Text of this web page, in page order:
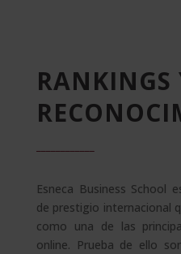
RANKINGS
Esneca Business School
de prestigio internacional
como una de las
online. Prueba de ello